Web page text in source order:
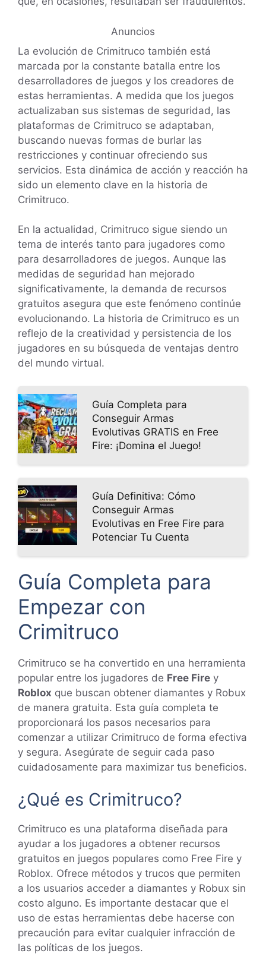
Anuncios
La evolución de Crimitruco también está
marcada por la constante batalla entre los
desarrolladores de juegos y los creadores de
estas herramientas. A medida que los juegos
actualizaban sus sistemas de seguridad, las
plataformas de Crimitruco se adaptaban,
buscando nuevas formas de burlar las
restricciones y continuar ofreciendo sus
servicios. Esta dinámica de acción y reacción ha
sido un elemento clave en la historia de
Crimitruco.
En la actualidad, Crimitruco sigue siendo un
tema de interés tanto para jugadores como
para desarrolladores de juegos. Aunque las
medidas de seguridad han mejorado
significativamente, la demanda de recursos
gratuitos asegura que este fenómeno continúe
evolucionando. La historia de Crimitruco es un
reflejo de la creatividad y persistencia de los
jugadores en su búsqueda de ventajas dentro
del mundo virtual.
Guía Completa para
Conseguir Armas
Evolutivas GRATIS en Free
Fire: ¡Domina el Juego!
Guía Definitiva: Cómo
Conseguir Armas
Evolutivas en Free Fire para
Potenciar Tu Cuenta
Guía Completa para
Empezar con
Crimitruco
Crimitruco se ha convertido en una herramienta
popular entre los jugadores de Free Fire y
Roblox que buscan obtener diamantes y Robux
de manera gratuita. Esta guía completa te
proporcionará los pasos necesarios para
comenzar a utilizar Crimitruco de forma efectiva
y segura. Asegúrate de seguir cada paso
cuidadosamente para maximizar tus beneficios.
¿Qué es Crimitruco?
Crimitruco es una plataforma diseñada para
ayudar a los jugadores a obtener recursos
gratuitos en juegos populares como Free Fire y
Roblox. Ofrece métodos y trucos que permiten
a los usuarios acceder a diamantes y Robux sin
costo alguno. Es importante destacar que el
uso de estas herramientas debe hacerse con
precaución para evitar cualquier infracción de
las políticas de los juegos.